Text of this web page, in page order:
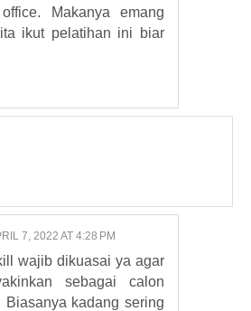
Makanya emang
ikut pelatihan ini biar
7, 2022 AT 4:28 PM
wajib dikuasai ya agar
sebagai calon
Biasanya kadang sering